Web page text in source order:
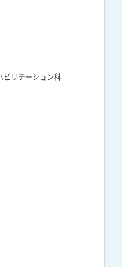
ビリテーション科